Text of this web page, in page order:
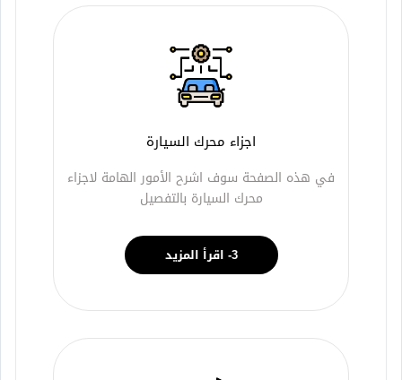
اجزاء محرك السيارة
في هذه الصفحة سوف اشرح الأمور الهامة لاجزاء
محرك السيارة بالتفصيل
3- اقرأ المزيد